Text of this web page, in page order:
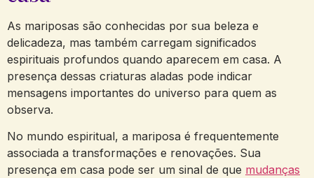
As mariposas são conhecidas por sua beleza e
delicadeza, mas também carregam significados
espirituais profundos quando aparecem em casa. A
presença dessas criaturas aladas pode indicar
mensagens importantes do universo para quem as
observa.
No mundo espiritual, a mariposa é frequentemente
associada a transformações e renovações. Sua
presença em casa pode ser um sinal de que mudanças